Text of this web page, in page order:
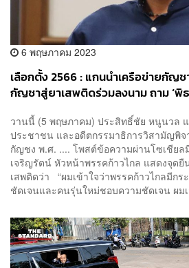
6 พฤษภาคม 2023
เลือกตั้ง 2566 : แกนนำเครือข่ายกัญ
กัญชาสู่ยาเสพติดร่วมลงนาม ถาม ‘พิ
วานนี้ (5 พฤษภาคม) ประสิทธิ์ชัย หนูนวล
ประชาชน และอดีตกรรมาธิการวิสามัญพิ
กัญชง พ.ศ. .... โพสต์ข้อความผ่านโซเชียล
เจริญรัตน์ หัวหน้าพรรคก้าวไกล แสดงจุดยื
เสพติดว่า “ผมเข้าใจว่าพรรคก้าวไกลมีกร
ชัดเจนและคนรุ่นใหม่ชอบความชัดเจน ผม